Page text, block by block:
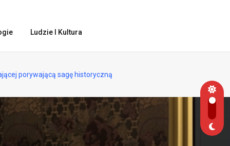
Ludzie I Kultura
porywającą sagę historyczną